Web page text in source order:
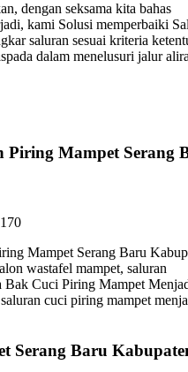
dengan seksama kita bahas
kami Solusi memperbaiki
saluran sesuai kriteria
dalam menelusuri jalur
Piring Mampet Serang
Mampet Serang Baru
wastafel mampet, saluran
Bak Cuci Piring Mampet
cuci piring mampet
Serang Baru